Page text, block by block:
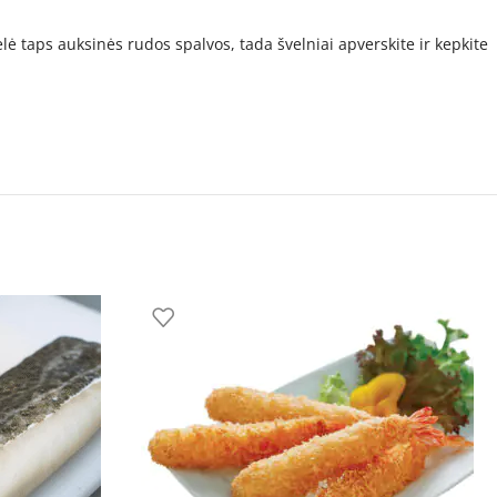
taps auksinės rudos spalvos, tada švelniai apverskite ir kepkite